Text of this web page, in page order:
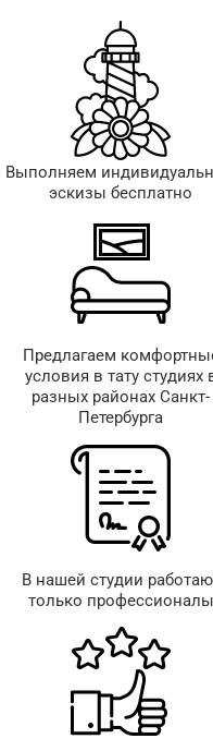
Выполняем
эскизы бесплатно
Предлагаем
условия в тату студиях
разных районах Санкт-
Петербурга
В нашей студии
только профессионалы